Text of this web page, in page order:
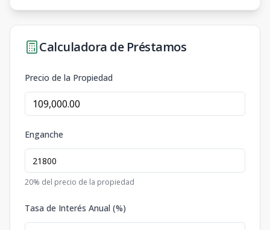
Calculadora de Préstamos
Precio de la Propiedad
Enganche
20% del precio de la propiedad
Tasa de Interés Anual (%)